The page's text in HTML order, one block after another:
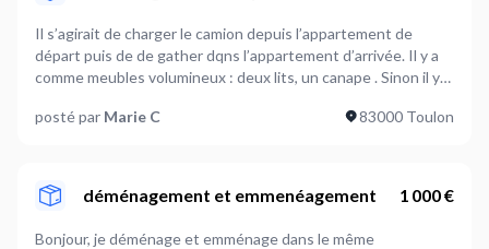
Il s’agirait de charger le camion depuis l’appartement de
départ puis de de gather dqns l’appartement d’arrivée. Il y a
comme meubles volumineux : deux lits, un canape . Sinon il y
posté par Marie C 83000 Toulon
déménagement et emmenéagement 1 000 €
Bonjour, je déménage et emménage dans le même